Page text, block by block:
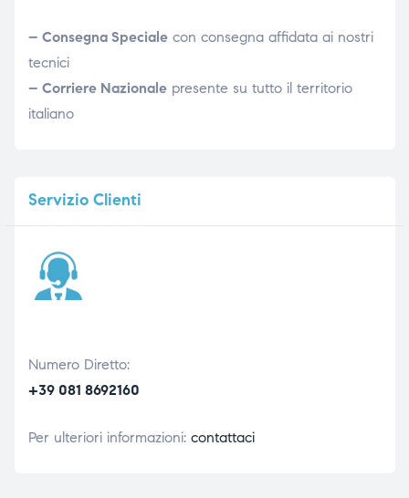
– Consegna Specialecon consegna affidata ai nostri
tecnici
– Corriere Nazionalepresente su tutto il territorio
italiano
ServizioClienti
Numero Diretto:
+39 081 8692160
Per ulteriori informazioni: contattaci